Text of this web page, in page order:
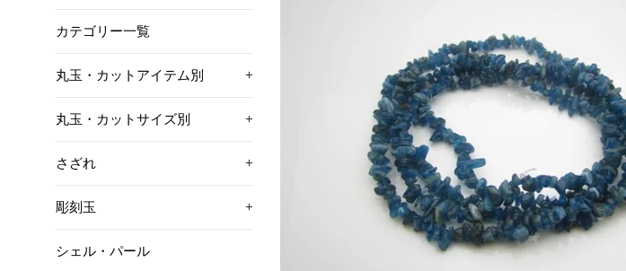
カテゴリー一覧
丸玉・カットアイテム別 +
丸玉・カットサイズ別 +
さざれ +
彫刻玉 +
シェル・パール